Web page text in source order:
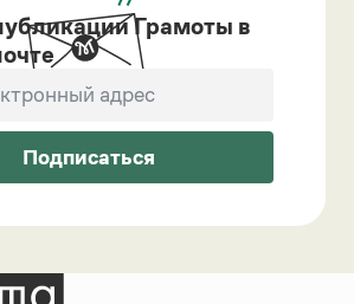
Грамоты в
Подписаться